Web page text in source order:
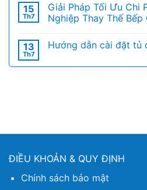
15
Th7
Giải Pháp Tối Ưu Chi
Nghiệp Thay Thế Bếp
13
Th7
Hướng dẫn cài đặt tủ
ĐIỀU KHOẢN & QUY ĐỊNH
Chính sách bảo mật